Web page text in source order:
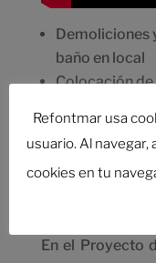
Demoliciones
baño en local
Colocación
Instalación de
baño
Preparación y
Limpieza
En el Proyecto
Refontmar usa
usuario. Al
cookies en tu